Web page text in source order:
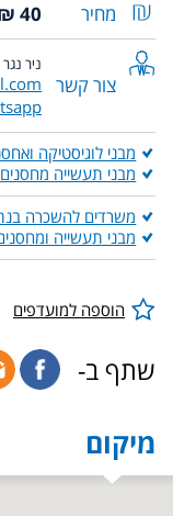
מחיר
40 ₪ למ"ר
צור קשר
ניר נגר
מבני לוגיסטיקה
מבני תעשייה
משרדים להשכרה
מבני תעשייה
הוספה למועדפים
שתף ב-
מיקום